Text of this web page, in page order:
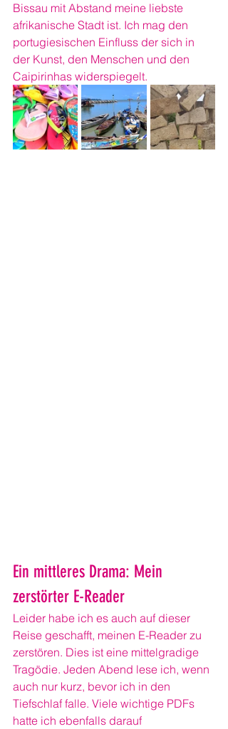
Bissau mit Abstand meine liebste
afrikanische Stadt ist. Ich mag den
portugiesischen Einfluss der sich in
der Kunst, den Menschen und den
Caipirinhas widerspiegelt.
Ein mittleres Drama: Mein
zerstörter E-Reader
Leider habe ich es auch auf dieser
Reise geschafft, meinen E-Reader zu
zerstören. Dies ist eine mittelgradige
Tragödie. Jeden Abend lese ich, wenn
auch nur kurz, bevor ich in den
Tiefschlaf falle. Viele wichtige PDFs
hatte ich ebenfalls darauf